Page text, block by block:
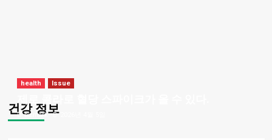
건강 정보
health Issue
bizmark